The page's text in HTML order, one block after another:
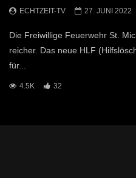
ECHTZEIT-TV 27. JUNI 2022
Die Freiwillige Feuerwehr St.
reicher. Das neue HLF
für...
4.5K 32